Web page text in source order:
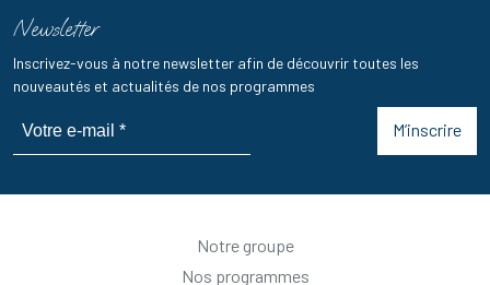
Newsletter
Inscrivez-vous à notre newsletter afin de découvrir toutes les
nouveautés et actualités de nos programmes
M’inscrire
Notre groupe
Nos programmes